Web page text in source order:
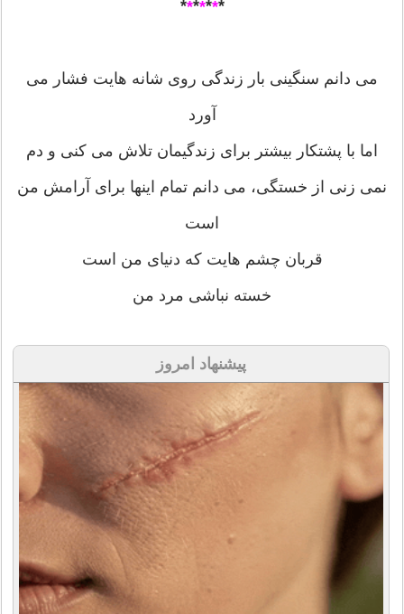
*
*
*
*
*
*
*
می دانم سنگینی بار زندگی روی شانه هایت فشار می
آورد
اما با پشتکار بیشتر برای زندگیمان تلاش می کنی و دم
نمی زنی از خستگی، می دانم تمام اینها برای آرامش من
است
قربان چشم هایت که دنیای من است
خسته نباشی مرد من
پیشنهاد امروز